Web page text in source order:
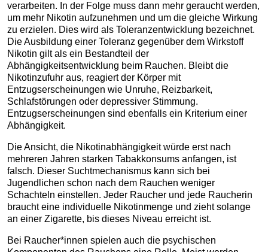
verarbeiten. In der Folge muss dann mehr geraucht werden,
um mehr Nikotin aufzunehmen und um die gleiche Wirkung
zu erzielen. Dies wird als Toleranzentwicklung bezeichnet.
Die Ausbildung einer Toleranz gegenüber dem Wirkstoff
Nikotin gilt als ein Bestandteil der
Abhängigkeitsentwicklung beim Rauchen. Bleibt die
Nikotinzufuhr aus, reagiert der Körper mit
Entzugserscheinungen wie Unruhe, Reizbarkeit,
Schlafstörungen oder depressiver Stimmung.
Entzugserscheinungen sind ebenfalls ein Kriterium einer
Abhängigkeit.
Die Ansicht, die Nikotinabhängigkeit würde erst nach
mehreren Jahren starken Tabakkonsums anfangen, ist
falsch. Dieser Suchtmechanismus kann sich bei
Jugendlichen schon nach dem Rauchen weniger
Schachteln einstellen. Jeder Raucher und jede Raucherin
braucht eine individuelle Nikotinmenge und zieht solange
an einer Zigarette, bis dieses Niveau erreicht ist.
Bei Raucher*innen spielen auch die psychischen